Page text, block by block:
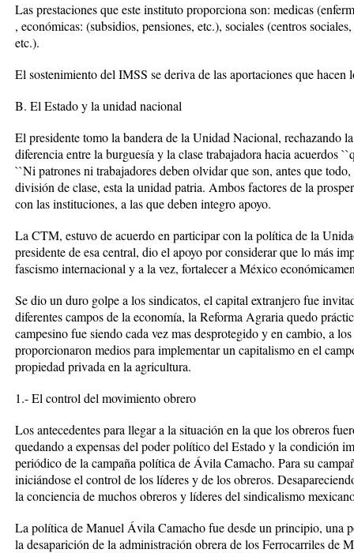
Las prestaciones que este instituto proporciona son: medicas
, económicas: (subsidios, pensiones, etc.), sociales (centros
etc.).
El sostenimiento del IMSS se deriva de las aportaciones que hacen
B. El Estado y la unidad nacional
El presidente tomo la bandera de la Unidad Nacional, rechazando
diferencia entre la burguesía y la clase trabajadora hacia acuerdos
``Ni patrones ni trabajadores deben olvidar que son, antes que
división de clase, esta la unidad patria. Ambos factores de la
con las instituciones, a las que deben integro apoyo.
La CTM, estuvo de acuerdo en participar con la política de la
presidente de esa central, dio el apoyo por considerar que lo más
fascismo internacional y a la vez, fortalecer a México
Se dio un duro golpe a los sindicatos, el capital extranjero fue
diferentes campos de la economía, la Reforma Agraria quedo
campesino fue siendo cada vez mas desprotegido y en cambio, a
proporcionaron medios para implementar un capitalismo en el
propiedad privada en la agricultura.
1.- El control del movimiento obrero
Los antecedentes para llegar a la situación en la que los obreros
quedando a expensas del poder político del Estado y la condición
periódico de la campaña política de Ávila Camacho. Para su
iniciándose el control de los líderes y de los obreros.
la conciencia de muchos obreros y líderes del sindicalismo
La política de Manuel Ávila Camacho fue desde un principio, una
la desaparición de la administración obrera de los Ferrocarriles de